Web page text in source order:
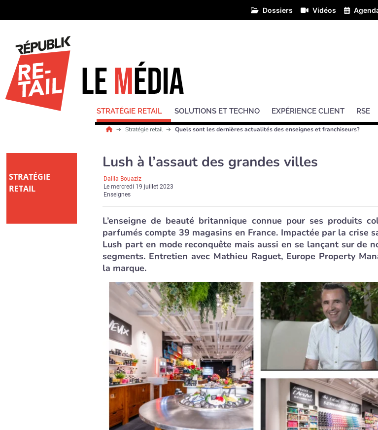
Dossiers Vidéos
STRATÉGIE RETAIL SOLUTIONS ET TECHNO EXPÉRIENCE CLIENT RSE
Stratégie retail Quels sont les dernières actualités des enseignes et franchiseurs?
STRATÉGIE
RETAIL
Lush à l’assaut des grandes villes
Dalila Bouaziz
Lemercredi 19 juillet 2023
Enseignes
L’enseigne de beauté britannique connue pour ses produits
parfumés compte 39 magasins en France. Impactée par la crise
Lush part en mode reconquête mais aussi en se lançant sur de
segments. Entretien avec Mathieu Raguet, Europe Property
la marque.